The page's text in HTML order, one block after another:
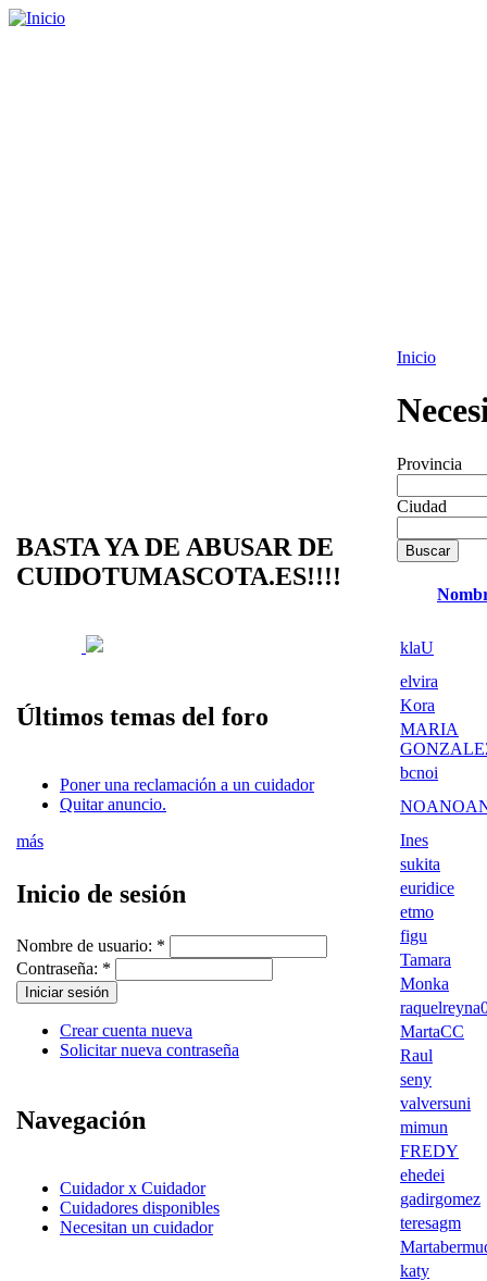
BASTA YA DE ABUSAR DE
CUIDOTUMASCOTA.ES!!!!
Últimos temas del foro
Poner una reclamación a un cuidador
Quitar anuncio.
más
Inicio de sesión
Nombre de usuario: *
Contraseña: *
Crear cuenta nueva
Solicitar nueva contraseña
Navegación
Cuidador x Cuidador
Cuidadores disponibles
Necesitan un cuidador
Inicio
Provincia
Ciudad
klaU
elvira
Kora
MARIA
bcnoi
Ines
sukita
euridice
etmo
figu
Tamara
Monka
MartaCC
Raul
seny
valversuni
mimun
FREDY
ehedei
gadirgomez
teresagm
katy